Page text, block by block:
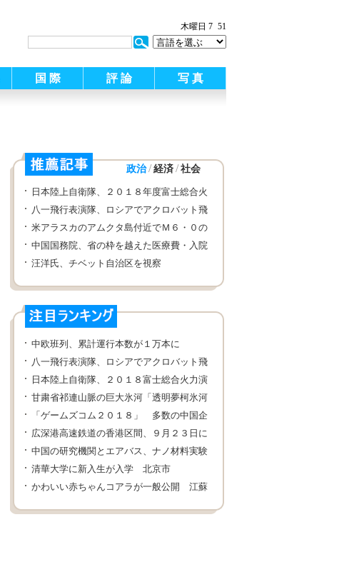
木曜日 7 51
国 際 評 論 写 真
政治 / 経済 / 社会
日本陸上自衛隊、２０１８年度富士総合火
力演習を実施
八一飛行表演隊、ロシアでアクロバット飛
行を披露
米アラスカのアムクタ島付近でＭ６・０の
地震
中国国務院、省の枠を越えた医療費・入院
費の直接清算について説明
汪洋氏、チベット自治区を視察
中欧班列、累計運行本数が１万本に
八一飛行表演隊、ロシアでアクロバット飛
行を披露
日本陸上自衛隊、２０１８富士総合火力演
習を実施
甘粛省祁連山脈の巨大氷河「透明夢柯氷河
２９号」
「ゲームズコム２０１８」 多数の中国企
業が出展
広深港高速鉄道の香港区間、９月２３日に
開通へ
中国の研究機関とエアバス、ナノ材料実験
室設立
清華大学に新入生が入学 北京市
かわいい赤ちゃんコアラが一般公開 江蘇